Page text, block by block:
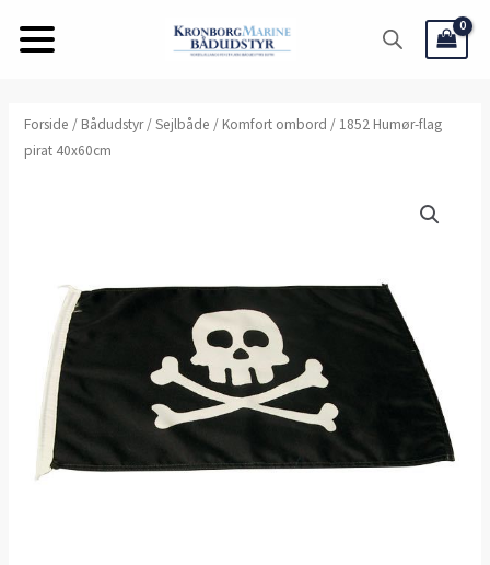
Forside / Bådudstyr/Sejlbåde / Komfort ombord / 1852 Humør-flag
pirat 40x60cm
1852
Humør-